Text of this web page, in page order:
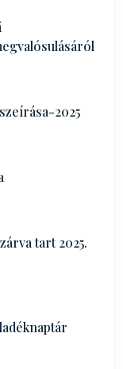
2025
tart 2025.